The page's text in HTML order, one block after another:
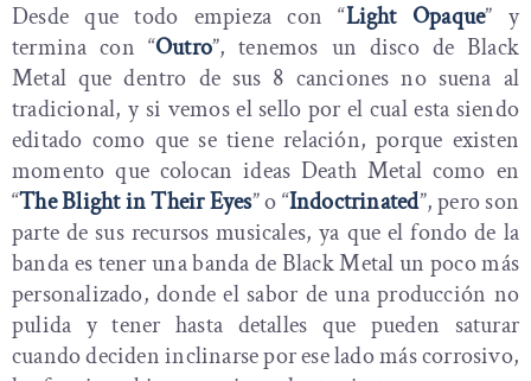
Desde que todo empieza con “Light Opaque” y
termina con “Outro”, tenemos un disco de Black
Metal que dentro de sus 8 canciones no suena al
tradicional, y si vemos el sello por el cual esta siendo
editado como que se tiene relación, porque existen
momento que colocan ideas Death Metal como en
“The Blight in Their Eyes” o “Indoctrinated”, pero son
parte de sus recursos musicales, ya que el fondo de la
banda es tener una banda de Black Metal un poco más
personalizado, donde el sabor de una producción no
pulida y tener hasta detalles que pueden saturar
cuando deciden inclinarse por ese lado más corrosivo,